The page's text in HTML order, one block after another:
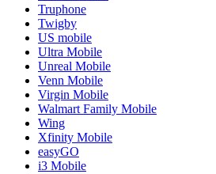
Truphone
Twigby
US mobile
Ultra Mobile
Unreal Mobile
Venn Mobile
Virgin Mobile
Walmart Family Mobile
Wing
Xfinity Mobile
easyGO
i3 Mobile